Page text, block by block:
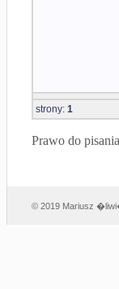
strony: 1
Prawo do
© 2019 Mariusz